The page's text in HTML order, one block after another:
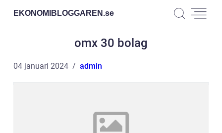
EKONOMIBLOGGAREN.se
omx 30 bolag
04 januari 2024 admin